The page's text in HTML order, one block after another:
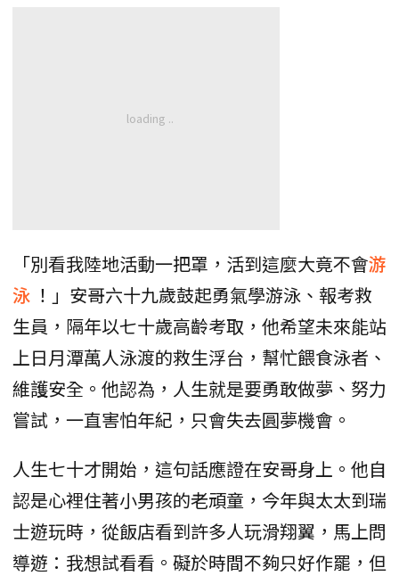
「別看我陸地活動一把罩，活到這麼大竟不會游
泳 ！」安哥六十九歲鼓起勇氣學游泳、報考救
生員，隔年以七十歲高齡考取，他希望未來能站
上日月潭萬人泳渡的救生浮台，幫忙餵食泳者、
維護安全。他認為，人生就是要勇敢做夢、努力
嘗試，一直害怕年紀，只會失去圓夢機會。
人生七十才開始，這句話應證在安哥身上。他自
認是心裡住著小男孩的老頑童，今年與太太到瑞
士遊玩時，從飯店看到許多人玩滑翔翼，馬上問
導遊：我想試看看。礙於時間不夠只好作罷，但